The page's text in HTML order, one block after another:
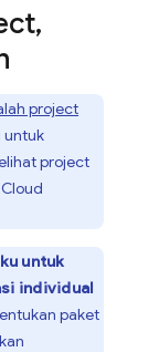
,
project
untuk
project
untuk
individual
paket